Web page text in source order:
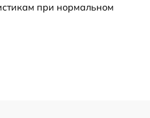
при нормальном